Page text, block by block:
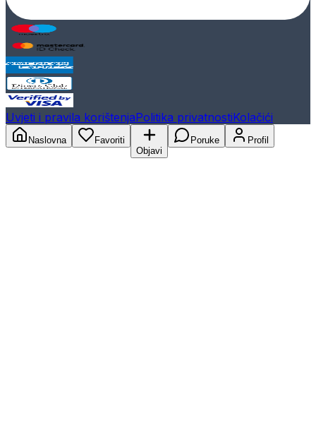
Uvjeti i pravila korištenjaPolitika privatnostiKolačići
Naslovna
Favoriti
Objavi
Poruke Profil